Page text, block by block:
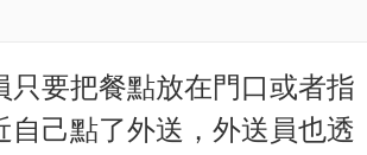
要把餐點放在門口或者指
己點了外送，外送員也透